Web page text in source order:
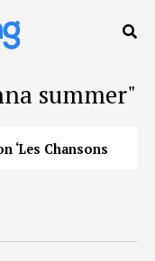
summer"
‘Les Chansons